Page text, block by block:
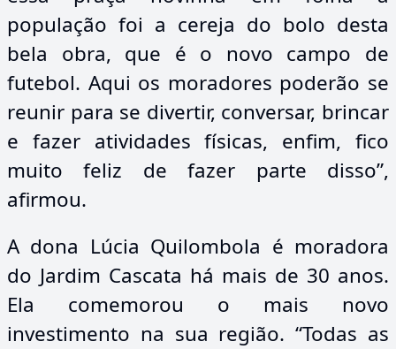
população foi a cereja do bolo desta
bela obra, que é o novo campo de
futebol. Aqui os moradores poderão se
reunir para se divertir, conversar, brincar
e fazer atividades físicas, enfim, fico
muito feliz de fazer parte disso”,
afirmou.
A dona Lúcia Quilombola é moradora
do Jardim Cascata há mais de 30 anos.
Ela comemorou o mais novo
investimento na sua região. “Todas as